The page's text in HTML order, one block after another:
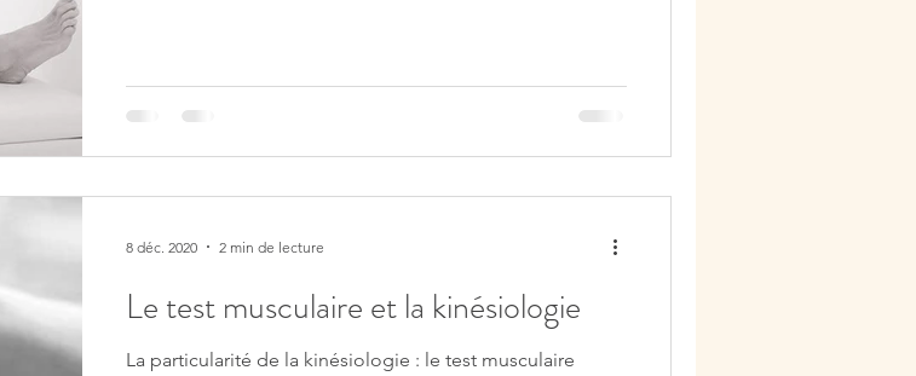
Le test musculaire et la kinésiologie
La particularité de la kinésiologie : le test musculaire
8 déc. 2020 2 min de lecture